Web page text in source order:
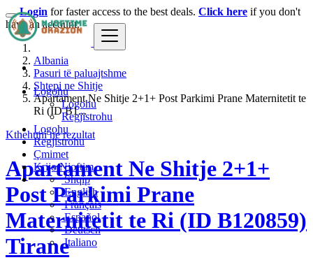
Logohu
Logohu
Regjistrohu
Logohu
Regjistrohu
Çmimet
Krijo Njoftim
Shqip
English
Français
Español
Deutsch
Italiano
Login for faster access to the best deals. Click here if you don't
have an account.
Albania
Pasuri të paluajtshme
Shtepi ne Shitje
Apartament Ne Shitje 2+1+ Post Parkimi Prane Maternitetit te
Ri (ID B1...
Kthehuni ne rezultat
Apartament Ne Shitje 2+1+
Post Parkimi Prane
Maternitetit te Ri (ID B120859)
Tirane